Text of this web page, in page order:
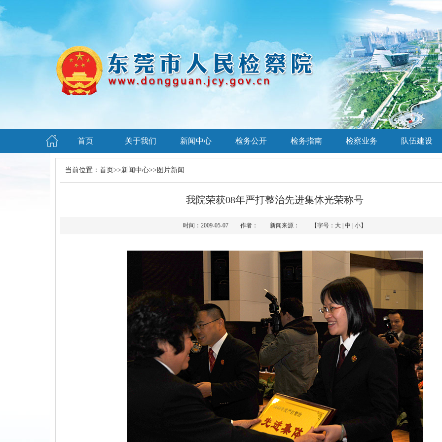
首页 关于我们 新闻中心 检务公开 检务指南 检察业务 队伍建设
当前位置： 首页>>新闻中心>> 图片新闻
我院荣获08年严打整治先进集体光荣称号
时间：2009-05-07 作者： 新闻来源： 【字号： 大 中 小】